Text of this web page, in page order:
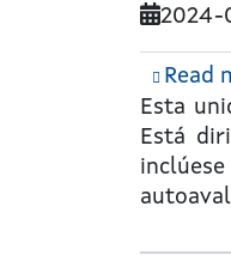
2024-
Read
Esta
Está